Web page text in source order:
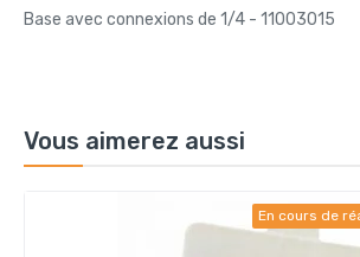
Base avec connexions de 1/4 - 11003015
Vous aimerez aussi
En cours de